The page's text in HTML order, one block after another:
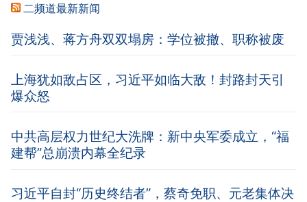
二频道最新新闻
贾浅浅、蒋方舟双双塌房：学位被撤、职称被废
上海犹如敌占区，习近平如临大敌！封路封天引
爆众怒
中共高层权力世纪大洗牌：新中央军委成立，“福
建帮”总崩溃内幕全纪录
习近平自封“历史终结者”，蔡奇免职、元老集体决